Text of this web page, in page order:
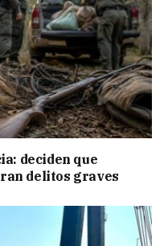
deciden que
delitos graves